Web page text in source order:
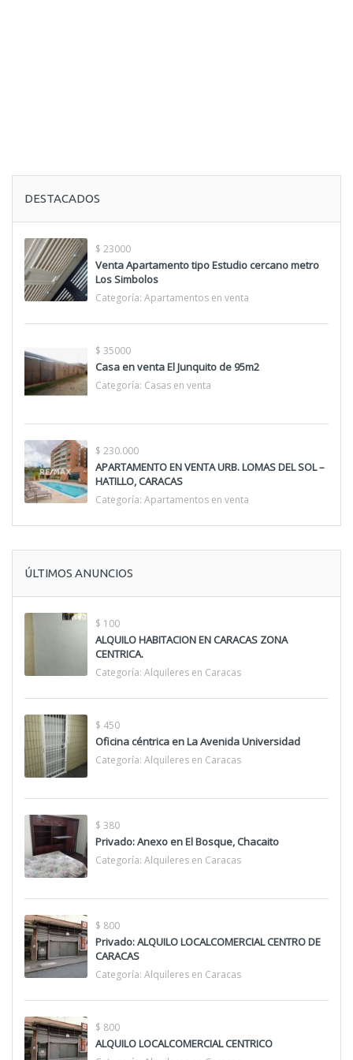
DESTACADOS
$ 23000
Venta Apartamento tipo Estudio cercano metro
Los Simbolos
Categoría: Apartamentos en venta
$ 35000
Casa en venta El Junquito de 95m2
Categoría: Casas en venta
$ 230.000
APARTAMENTO EN VENTA URB. LOMAS DEL SOL –
HATILLO, CARACAS
Categoría: Apartamentos en venta
ÚLTIMOS ANUNCIOS
$ 100
ALQUILO HABITACION EN CARACAS ZONA
CENTRICA.
Categoría: Alquileres en Caracas
$ 450
Oficina céntrica en La Avenida Universidad
Categoría: Alquileres en Caracas
$ 380
Privado: Anexo en El Bosque, Chacaito
Categoría: Alquileres en Caracas
$ 800
Privado: ALQUILO LOCALCOMERCIAL CENTRO DE
CARACAS
Categoría: Alquileres en Caracas
$ 800
ALQUILO LOCALCOMERCIAL CENTRICO